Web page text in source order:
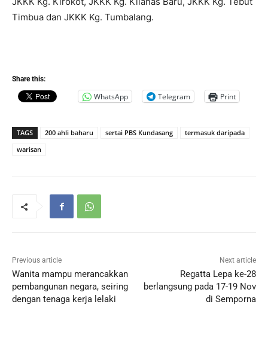
Timbua dan JKKK Kg. Tumbalang.
Share this:
WhatsApp Telegram Print
TAGS 200 ahli baharu sertai PBS Kundasang
termasuk daripada
warisan
Previous article
Wanita mampu merancakkan
pembangunan negara, seiring
dengan tenaga kerja lelaki
Next article
Regatta Lepa ke-28
berlangsung pada 17-19 Nov
di Semporna